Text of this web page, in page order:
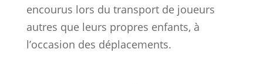
encourus lors du transport de joueurs
autres que leurs propres enfants, à
l’occasion des déplacements.